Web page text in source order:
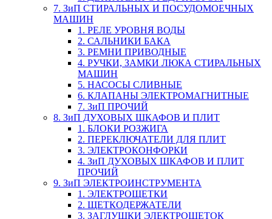
7. ЗиП СТИРАЛЬНЫХ И ПОСУДОМОЕЧНЫХ
МАШИН
1. РЕЛЕ УРОВНЯ ВОДЫ
2. САЛЬНИКИ БАКА
3. РЕМНИ ПРИВОДНЫЕ
4. РУЧКИ, ЗАМКИ ЛЮКА СТИРАЛЬНЫХ
МАШИН
5. НАСОСЫ СЛИВНЫЕ
6. КЛАПАНЫ ЭЛЕКТРОМАГНИТНЫЕ
7. ЗиП ПРОЧИЙ
8. ЗиП ДУХОВЫХ ШКАФОВ И ПЛИТ
1. БЛОКИ РОЗЖИГА
2. ПЕРЕКЛЮЧАТЕЛИ ДЛЯ ПЛИТ
3. ЭЛЕКТРОКОНФОРКИ
4. ЗиП ДУХОВЫХ ШКАФОВ И ПЛИТ
ПРОЧИЙ
9. ЗиП ЭЛЕКТРОИНСТРУМЕНТА
1. ЭЛЕКТРОЩЕТКИ
2. ЩЕТКОДЕРЖАТЕЛИ
3. ЗАГЛУШКИ ЭЛЕКТРОЩЕТОК